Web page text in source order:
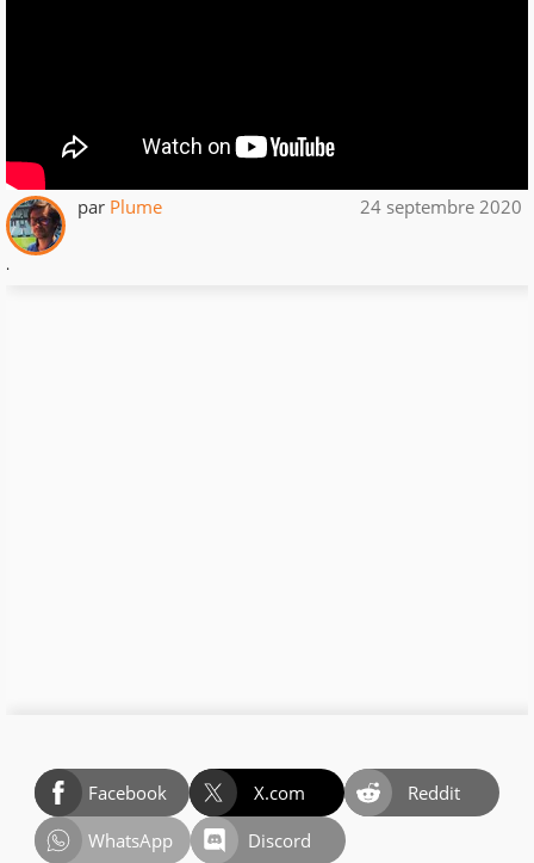
par Plume 24 septembre 2020
.
Facebook X.com
Reddit
WhatsApp
Discord